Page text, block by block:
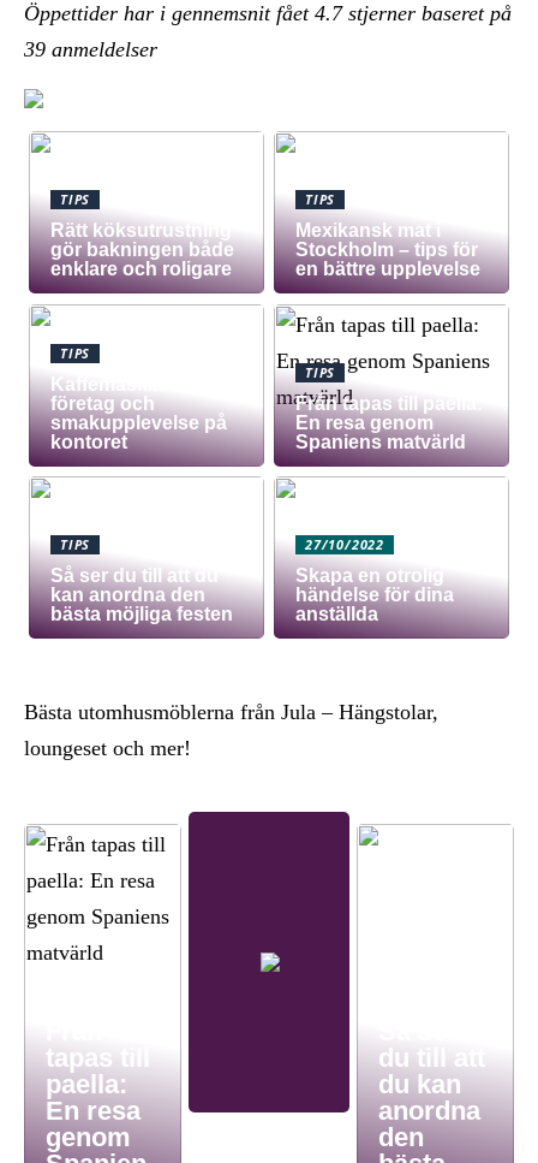
Öppettider har i gennemsnit fået 4.7stjerner baseret på
39 anmeldelser
TIPS
Rätt köksutrustning
gör bakningen både
enklare och roligare
TIPS
Mexikansk mat i
Stockholm – tips för
en bättre upplevelse
TIPS
Kaffemaskin för
företag och
smakupplevelse på
kontoret
TIPS
Från tapas till paella:
En resa genom
Spaniens matvärld
TIPS
Så ser du till att du
kan anordna den
bästa möjliga festen
27/10/2022
Skapa en otrolig
händelse för dina
anställda
Bästa utomhusmöblerna från Jula – Hängstolar,
loungeset och mer!
tapas till
paella:
En resa
genom
du till att
du kan
anordna
den